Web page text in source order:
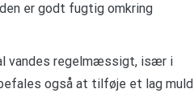
er godt fugtig omkring
vandes regelmæssigt, især i
også at tilføje et lag muld